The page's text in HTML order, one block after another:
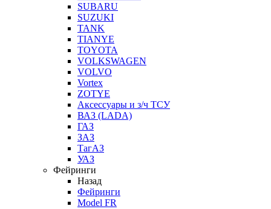
SUBARU
SUZUKI
TANK
TIANYE
TOYOTA
VOLKSWAGEN
VOLVO
Vortex
ZOTYE
Аксессуары и з/ч ТСУ
ВАЗ (LADA)
ГАЗ
ЗАЗ
ТагАЗ
УАЗ
Фейринги
Назад
Фейринги
Model FR